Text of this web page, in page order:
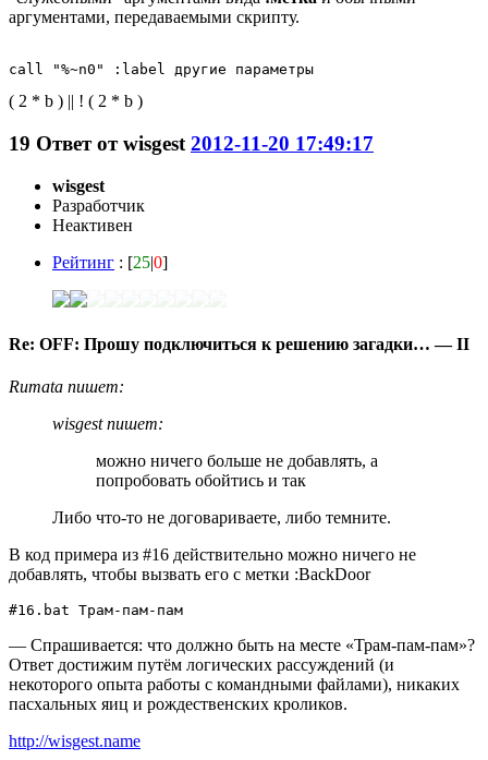
аргументами, передаваемыми скрипту.
call "%~n0" :label другие параметры
( 2 * b ) || ! ( 2 * b )
19 Ответ отwisgest 2012-11-20 17:49:17
wisgest
Разработчик
Неактивен
Рейтинг : [25|0]
Re: OFF: Прошу подключиться к решению загадки… — II
Rumata пишет:
wisgest пишет:
можно ничего больше не добавлять, а
попробовать обойтись и так
Либо что-то не договариваете, либо темните.
В код примера из #16 действительно можно ничего не
добавлять, чтобы вызвать его с метки :BackDoor
#16.bat Трам-пам-пам
— Спрашивается: что должно быть на месте «Трам-пам-пам»?
Ответ достижим путём логических рассуждений (и
некоторого опыта работы с командными файлами), никаких
пасхальных яиц и рождественских кроликов.
http://wisgest.name